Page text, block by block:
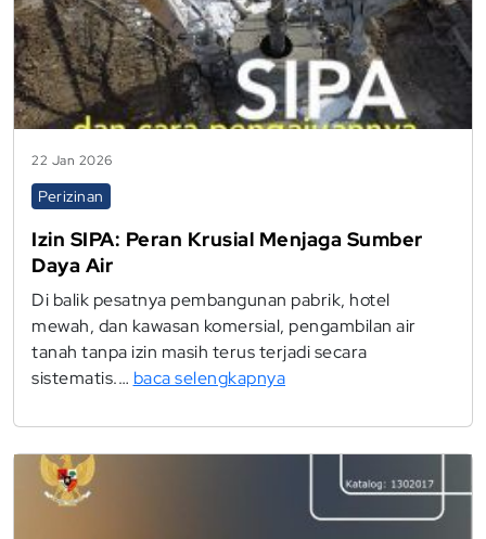
22 Jan 2026
Perizinan
Izin SIPA: Peran Krusial Menjaga Sumber
Daya Air
Di balik pesatnya pembangunan pabrik, hotel
mewah, dan kawasan komersial, pengambilan air
tanah tanpa izin masih terus terjadi secara
sistematis.… baca selengkapnya